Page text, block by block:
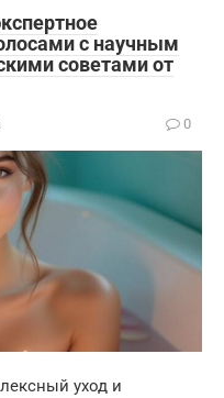
с научным
советами от
0
уход и